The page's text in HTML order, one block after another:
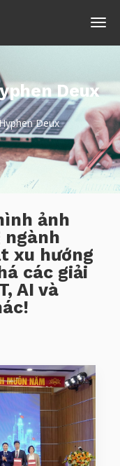
Deux
Deux
ảnh
xu hướng
các giải
AI và